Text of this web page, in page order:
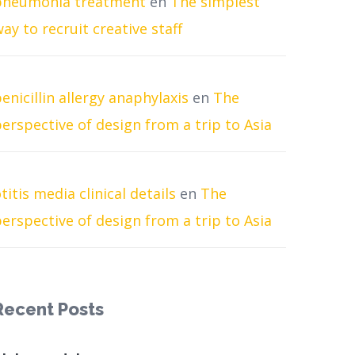
to recruit creative staff
allergy anaphylaxis en The
of design from a trip to Asia
media clinical details en The
of design from a trip to Asia
Posts